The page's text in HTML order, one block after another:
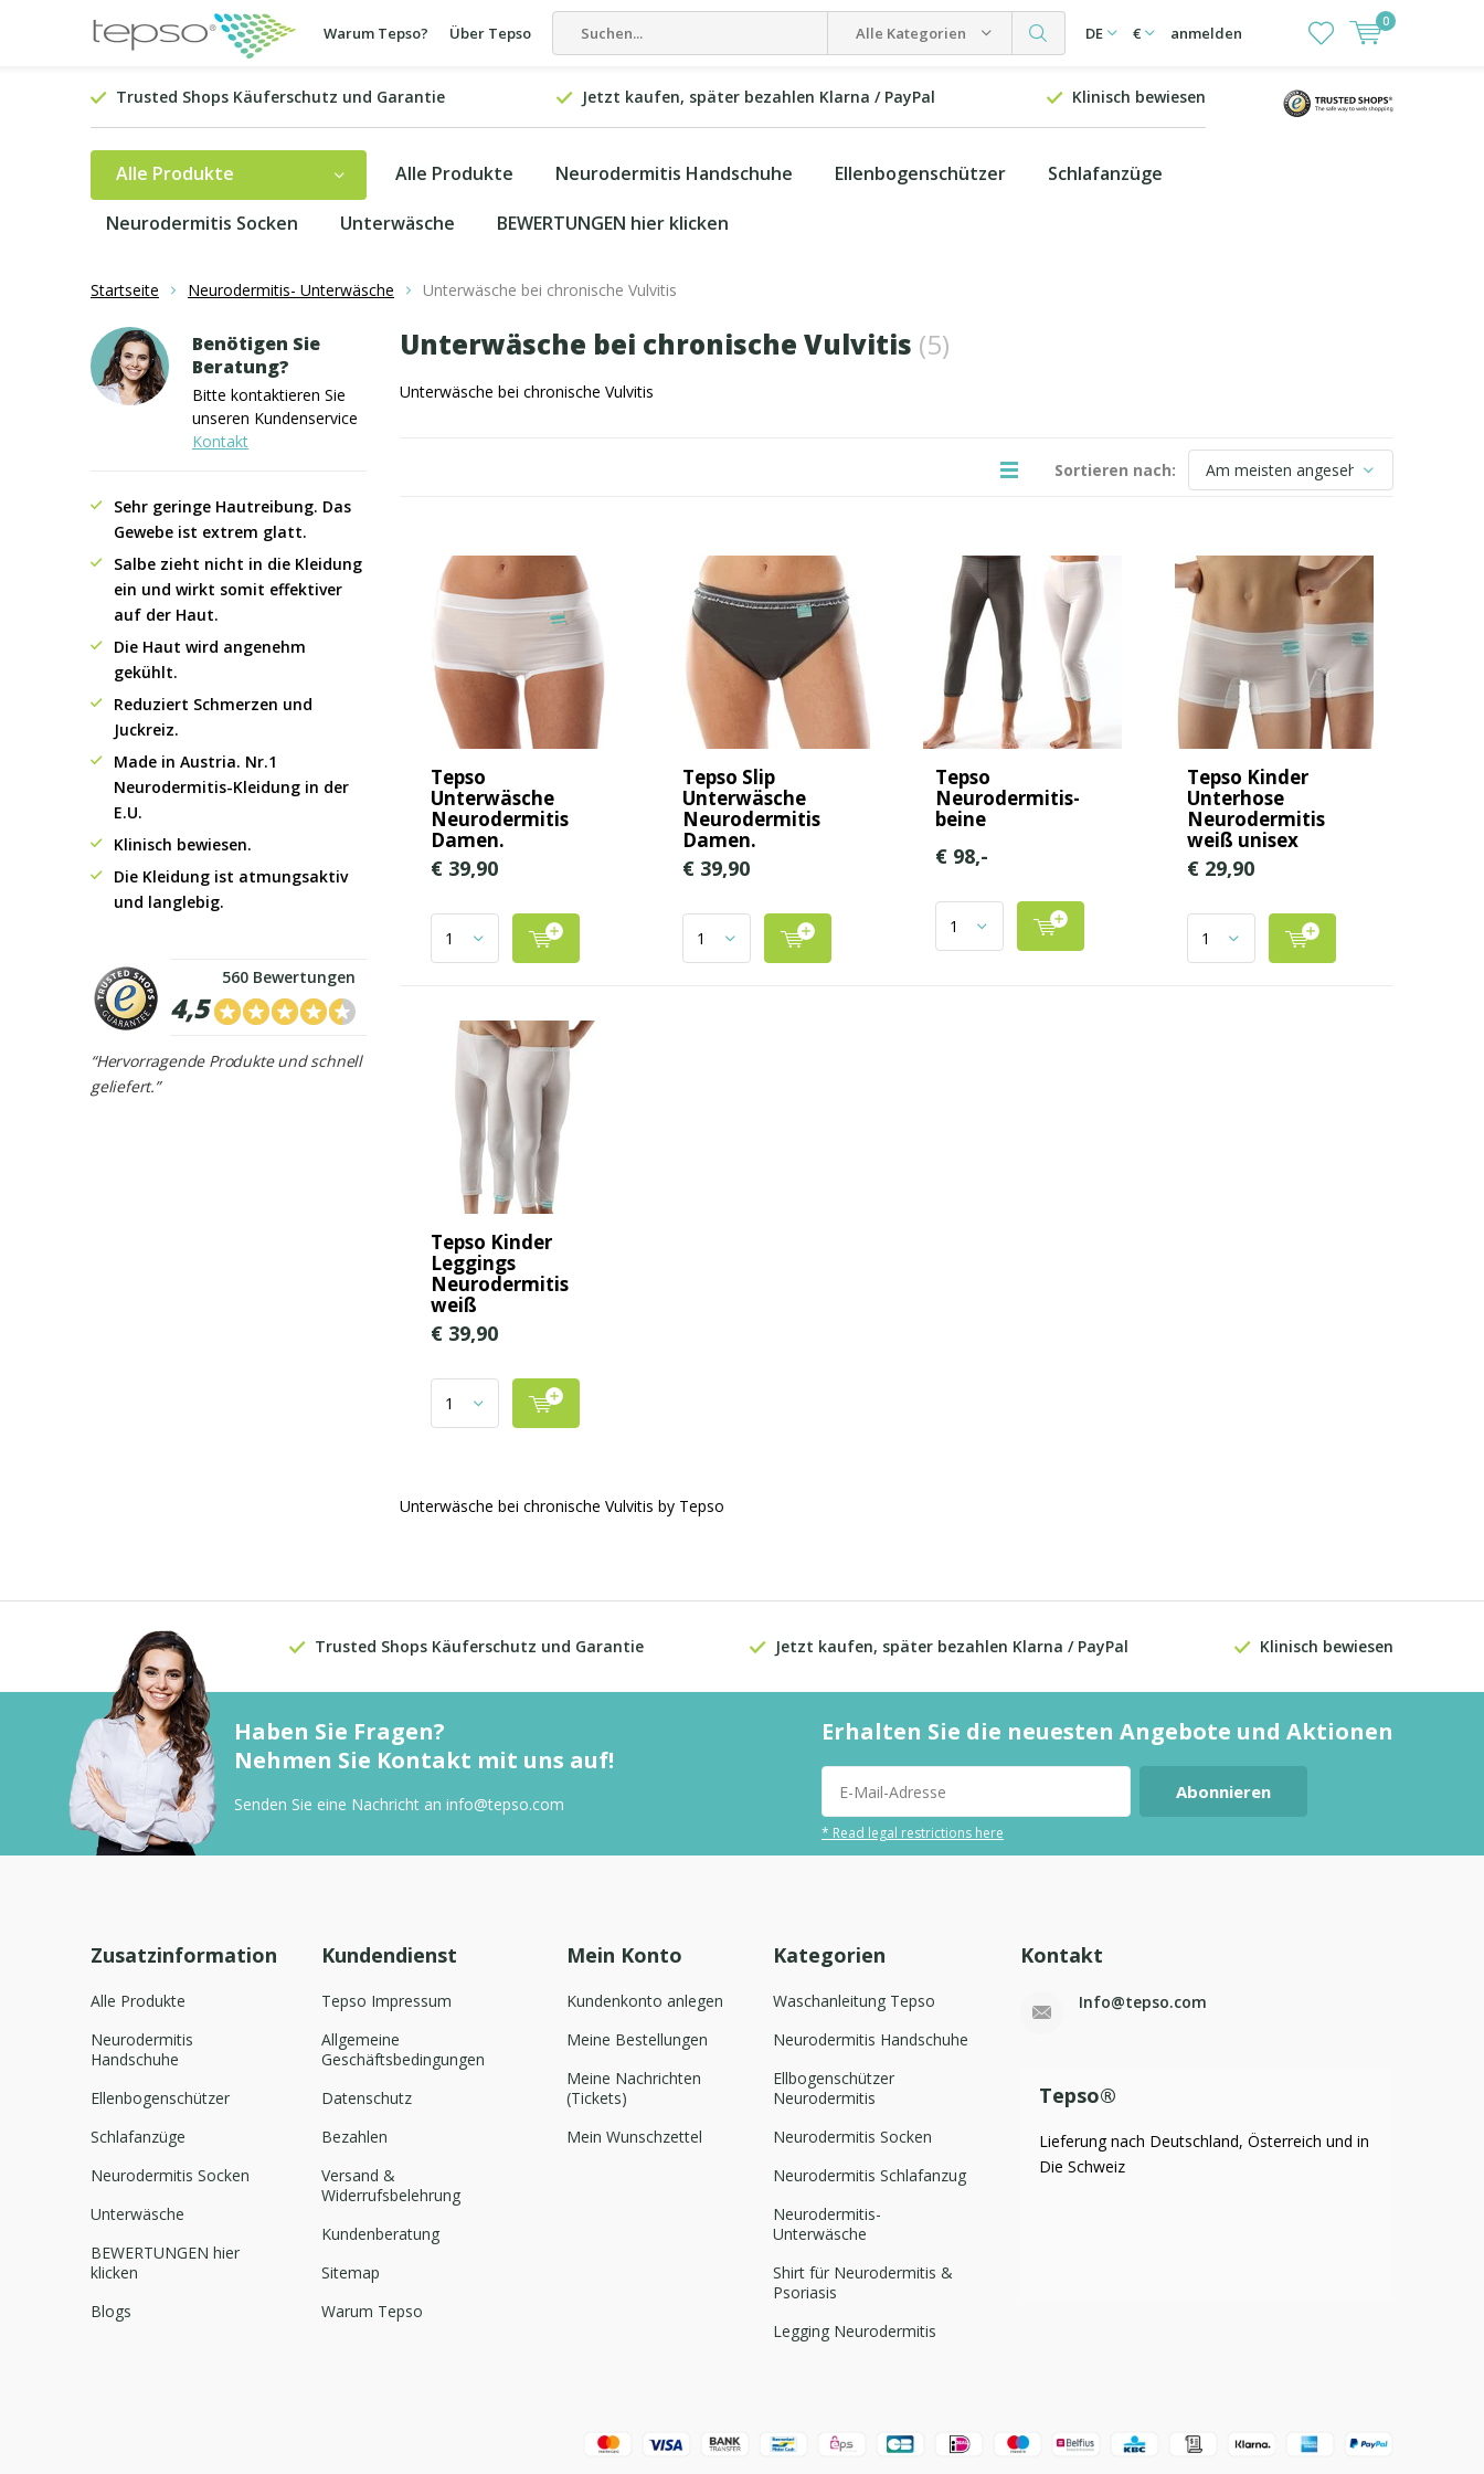
Warum Tepso? Über Tepso Alle Kategorien DE € anmelden
0
Trusted Shops Käuferschutz und Garantie Jetzt kaufen, später bezahlen Klarna / PayPal Klinisch bewiesen
Alle Produkte Alle Produkte Neurodermitis Handschuhe Ellenbogenschützer Schlafanzüge
Neurodermitis Socken Unterwäsche BEWERTUNGEN hier klicken
Startseite Neurodermitis- Unterwäsche Unterwäsche bei chronische Vulvitis
Unterwäsche bei chronische Vulvitis (5)
Unterwäsche bei chronische Vulvitis
Sortieren nach:
Tepso
Unterwäsche
Neurodermitis
Damen.
€ 39,90
Tepso Slip
Unterwäsche
Neurodermitis
Damen.
€ 39,90
Tepso
Neurodermitis-
beine
€ 98,-
Tepso Kinder
Unterhose
Neurodermitis
weiß unisex
€ 29,90
Tepso Kinder
Leggings
Neurodermitis
weiß
€ 39,90
Unterwäsche bei chronische Vulvitis by Tepso
Benötigen Sie
Beratung?
Bitte kontaktieren Sie
unseren Kundenservice
Kontakt
Sehr geringe Hautreibung. Das
Gewebe ist extrem glatt.
Salbe zieht nicht in die Kleidung
ein und wirkt somit effektiver
auf der Haut.
Die Haut wird angenehm
gekühlt.
Reduziert Schmerzen und
Juckreiz.
Made in Austria. Nr.1
Neurodermitis-Kleidung in der
E.U.
Klinisch bewiesen.
Die Kleidung ist atmungsaktiv
und langlebig.
4,5
560 Bewertungen
“Hervorragende Produkte und schnell
geliefert.”
Trusted Shops Käuferschutz und Garantie Jetzt kaufen, später bezahlen Klarna / PayPal Klinisch bewiesen
Haben Sie Fragen?
Nehmen Sie Kontakt mit uns auf!
Senden Sie eine Nachricht an info@tepso.com
Erhalten Sie die neuesten Angebote und Aktionen
Abonnieren
* Read legal restrictions here
Zusatzinformation
Alle Produkte
Neurodermitis
Handschuhe
Ellenbogenschützer
Schlafanzüge
Neurodermitis Socken
Unterwäsche
BEWERTUNGEN hier
klicken
Blogs
Kundendienst
Tepso Impressum
Allgemeine
Geschäftsbedingungen
Datenschutz
Bezahlen
Versand &
Widerrufsbelehrung
Kundenberatung
Sitemap
Warum Tepso
Mein Konto
Kundenkonto anlegen
Meine Bestellungen
Meine Nachrichten
(Tickets)
Mein Wunschzettel
Kategorien
Waschanleitung Tepso
Neurodermitis Handschuhe
Ellbogenschützer
Neurodermitis
Neurodermitis Socken
Neurodermitis Schlafanzug
Neurodermitis-
Unterwäsche
Shirt für Neurodermitis &
Psoriasis
Legging Neurodermitis
Kontakt
Info@tepso.com
Tepso®
Lieferung nach Deutschland, Österreich und in
Die Schweiz